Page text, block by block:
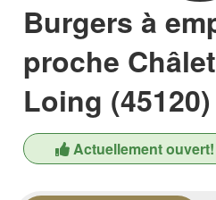
Burgers à
proche
Loing (45120)
Actuellement ouvert!